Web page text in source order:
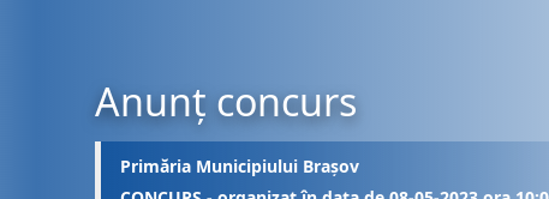
Anunț concurs
Primăria Municipiului Brașov